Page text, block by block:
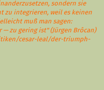
sondern sie
zu integrieren, weil es keinen
muß man sagen:
zu gering ist" (Jürgen Brôcan)
cesar-leal/der-triumph-